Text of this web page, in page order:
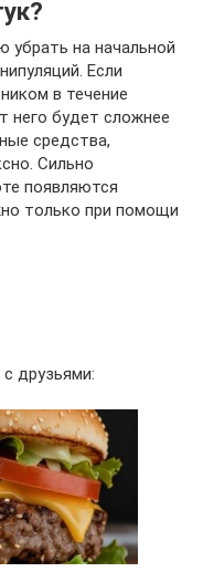
на начальной
Если
в течение
него будет сложнее
средства,
Сильно
появляются
только при помощи
друзьями: